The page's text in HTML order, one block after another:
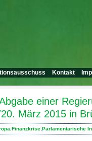
Kontakt
einer
März 2015 in
Finanzkrise Parlamentarische